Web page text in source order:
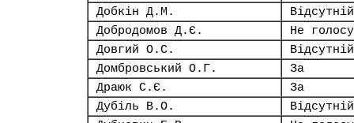
Добкін Д.М.
Відсутній
Добродомов Д.Є.
Не
Довгий О.С.
Відсутній
Домбровський О.Г.
За
Драюк С.Є.
За
Дубіль В.О.
Відсутній